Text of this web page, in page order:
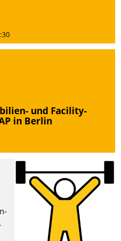
und Facility-
in Berlin